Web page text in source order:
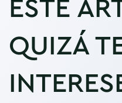
ESTE
QUIZÁ